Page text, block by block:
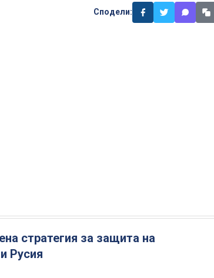
Сподели:
стратегия за защита на
Русия